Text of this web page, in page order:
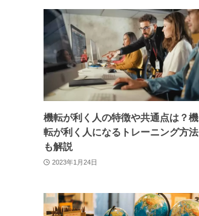
機転が利く人の特徴や共通点は？機
転が利く人になるトレーニング方法
も解説
2023年1月24日